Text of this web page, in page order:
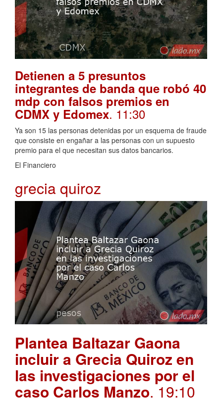
Detienen a 5 presuntos
integrantes de banda que robó 40
mdp con falsos premios en
CDMX y Edomex. 11:30
Ya son 15 las personas detenidas por un esquema de fraude
que consiste en engañar a las personas con un supuesto
premio para el que necesitan sus datos bancarios.
El Financiero
grecia quiroz
Plantea Baltazar Gaona
incluir a Grecia Quiroz en
las investigaciones por el
caso Carlos Manzo. 19:10